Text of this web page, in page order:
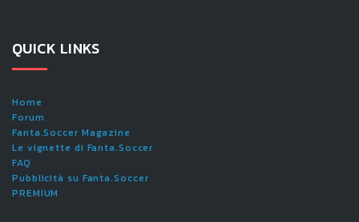
QUICK LINKS
Home
Forum
Fanta.Soccer Magazine
Le vignette di Fanta.Soccer
FAQ
Pubblicità su Fanta.Soccer
PREMIUM